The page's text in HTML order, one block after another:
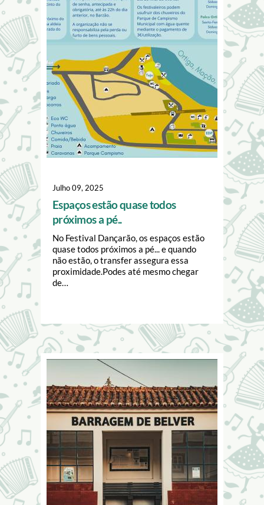
Julho 09, 2025
Espaços estão quase todos
próximos a pé..
No Festival Dançarão, os espaços estão
quase todos próximos a pé... e quando
não estão, o transfer assegura essa
proximidade.Podes até mesmo chegar
de…